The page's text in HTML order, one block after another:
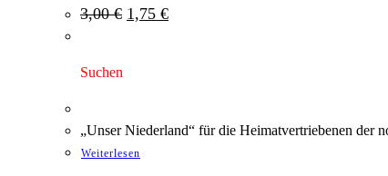
3,00€ Ursprünglicher
Preis
1,75 €Aktueller
Preis
Suchen
„Unser Niederland“ für die Heimatvertriebenen der
Weiterlesen